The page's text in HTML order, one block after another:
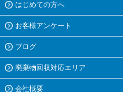
はじめての方へ
お客様アンケート
ブログ
廃棄物回収対応エリア
会社概要